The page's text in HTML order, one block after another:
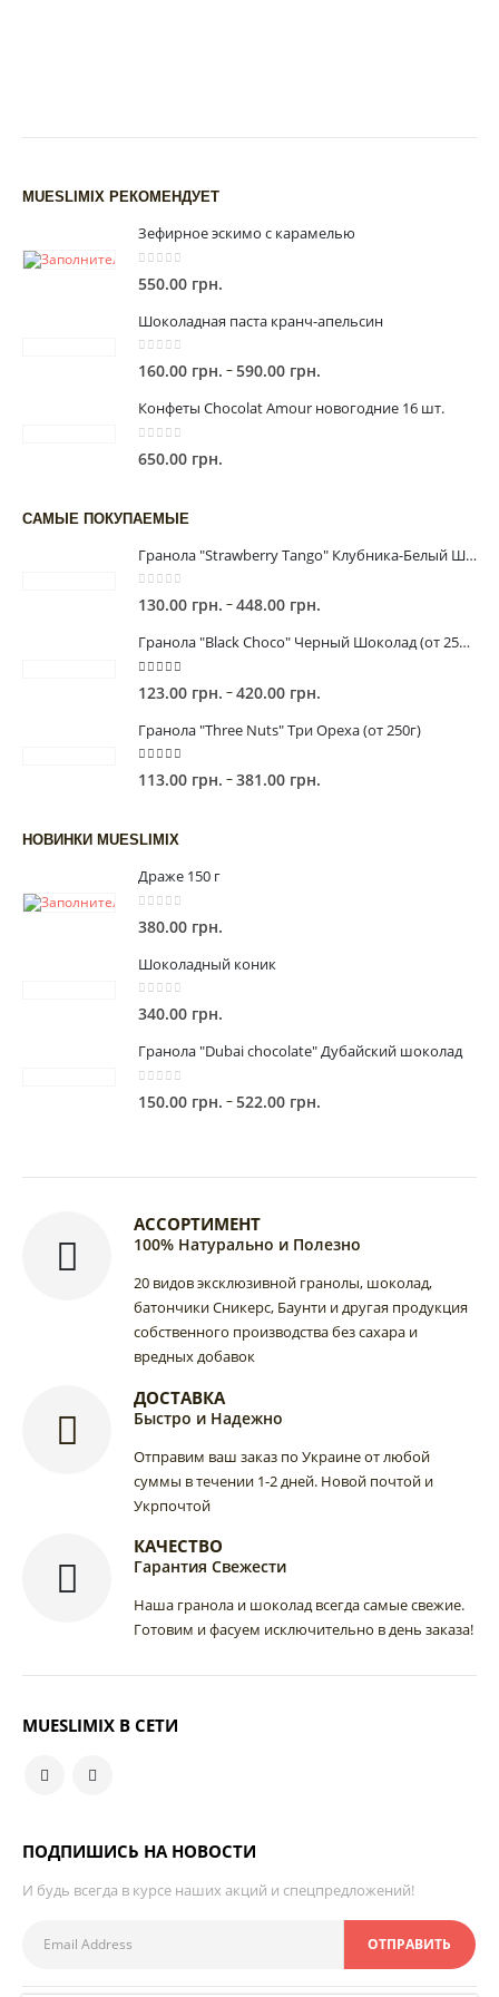
MUESLIMIX РЕКОМЕНДУЕТ
Зефирное эскимо с карамелью
550.00 грн.
Шоколадная паста кранч-апельсин
0 out of 5
160.00 грн. –590.00 грн.
160.00 грн.
Конфеты Chocolat Amour новогодние 16 шт.
650.00 грн.
САМЫЕ ПОКУПАЕМЫЕ
Гранола "Strawberry Tango" Клубника-Белый Шоколад (от 225г)
0 out of 5
130.00 грн. –448.00 грн.
130.00 грн.
Гранола "Black Сhoco" Черный Шоколад (от 250г)
123.00 грн. –420.00 грн.
123.00 грн.
Гранола "Three Nuts" Три Ореха (от 250г)
5.00 out of 5
113.00 грн. –381.00 грн.
НОВИНКИ MUESLIMIX
Драже 150 г
380.00 грн.
Шоколадный коник
0 out of 5
340.00 грн.
Гранола "Dubai chocolate" Дубайский шоколад
150.00 грн. –522.00 грн.
–
АССОРТИМЕНТ
100% Натурально и Полезно
20 видов эксклюзивной гранолы, шоколад,
батончики Сникерс, Баунти и другая продукция
собственного производства без сахара и
вредных добавок
ДОСТАВКА
Быстро и Надежно
Отправим ваш заказ по Украине от любой
суммы в течении 1-2 дней. Новой почтой и
Укрпочтой
КАЧЕСТВО
Гарантия Свежести
Наша гранола и шоколад всегда самые свежие.
Готовим и фасуем исключительно в день заказа!
MUESLIMIX В СЕТИ
ПОДПИШИСЬ НА НОВОСТИ
И будь всегда в курсе наших акций и спецпредложений!